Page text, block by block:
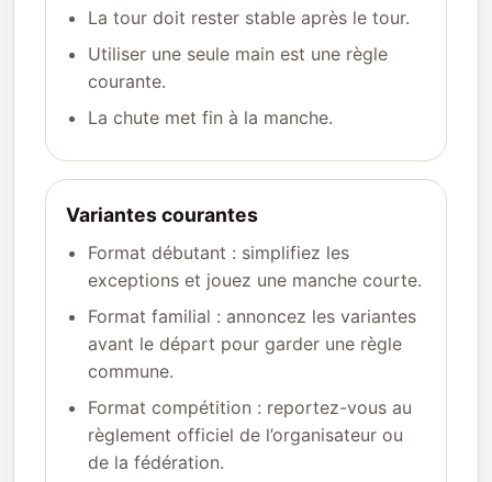
La tour doit rester stable après le tour.
Utiliser une seule main est une règle
courante.
La chute met fin à la manche.
Variantes courantes
Format débutant : simplifiez les
exceptions et jouez une manche courte.
Format familial : annoncez les variantes
avant le départ pour garder une règle
commune.
Format compétition : reportez-vous au
règlement officiel de l’organisateur ou
de la fédération.